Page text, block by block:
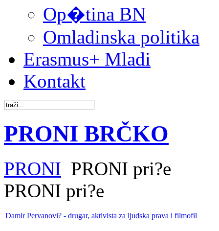
Op�tina BN
Omladinska politika
Erasmus+ Mladi
Kontakt
PRONI BRČKO
PRONI PRONI pri?e
PRONI pri?e
Damir Pervanovi? - drugar, aktivista za ljudska prava i filmofil